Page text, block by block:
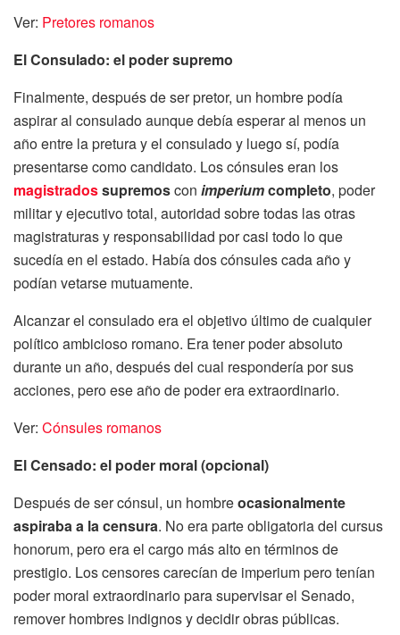
Ver: Pretores romanos
El Consulado: el poder supremo
Finalmente, después de ser pretor, un hombre podía
aspirar al consulado aunque debía esperar al menos un
año entre la pretura y el consulado y luego sí, podía
presentarse como candidato. Los cónsules eran los
magistradossupremoscon imperiumcompleto, poder
militar y ejecutivo total, autoridad sobre todas las otras
magistraturas y responsabilidad por casi todo lo que
sucedía en el estado. Había dos cónsules cada año y
podían vetarse mutuamente.
Alcanzar el consulado era el objetivo último de cualquier
político ambicioso romano. Era tener poder absoluto
durante un año, después del cual respondería por sus
acciones, pero ese año de poder era extraordinario.
Ver: Cónsules romanos
El Censado: el poder moral (opcional)
Después de ser cónsul, un hombreocasionalmente
aspiraba a la censura. No era parte obligatoria del cursus
honorum, pero era el cargo más alto en términos de
prestigio. Los censores carecían de imperium pero tenían
poder moral extraordinario para supervisar el Senado,
remover hombres indignos y decidir obras públicas.